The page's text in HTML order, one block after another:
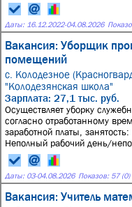
Даты: 16.12.2022-04.08.2026
Вакансия: Уборщик
помещений
с. Колодезное
"Колодезянская школа"
Зарплата: 27,1 тыс. руб.
Осуществляет уборку
согласно отработанному
заработной платы,
Неполный рабочий день/
Даты: 03-04.08.2026 Показов: 57 (0)
Вакансия: Учитель